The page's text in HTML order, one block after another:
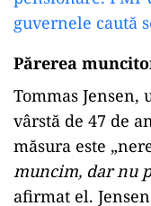
pensionare
automat”, a
Totodată, Mette
oamenilor nu li
să lucreze cu un